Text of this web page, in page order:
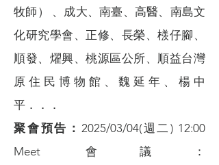
牧師） 、成大、南臺、高醫、南島文
化研究學會、正修、長榮、檨仔腳、
順發、燿興、桃源區公所、順益台灣
原住民博物館、魏延年、楊中
平．．．
聚會預告： 2025/03/04(週二) 12:00
Meet 會議：